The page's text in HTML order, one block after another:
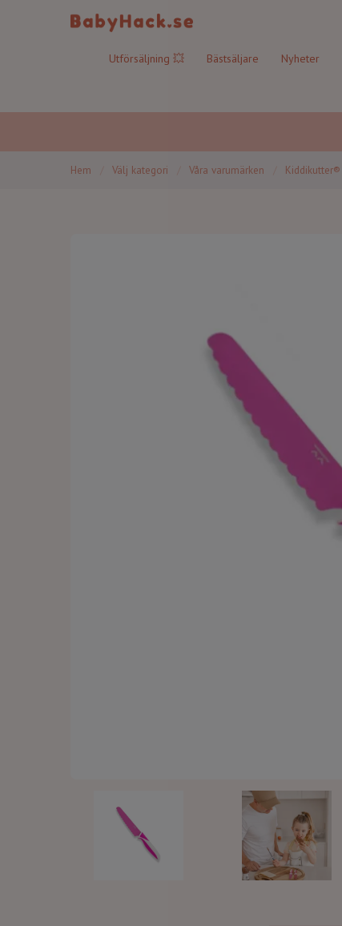
Utförsäljning 💥 Bästsäljare Nyheter
Hem Välj kategori Våra varumärken Kiddikutter®